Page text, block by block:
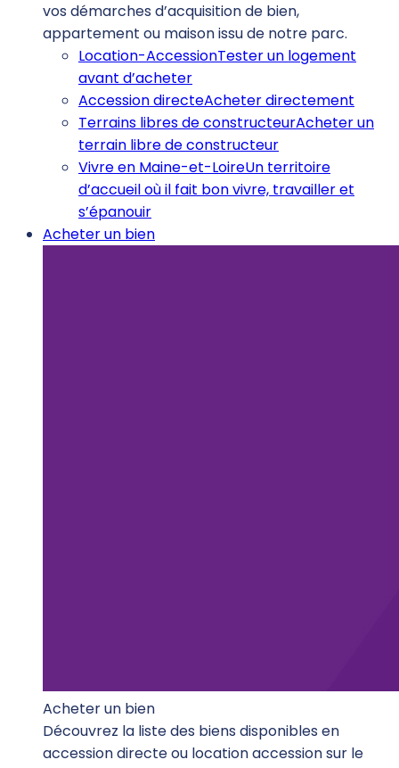
vos démarches d’acquisition de bien,
appartement ou maison issu de notre parc.
Location-AccessionTester un logement
avant d’acheter
Accession directeAcheter directement
Terrains libres de constructeurAcheter un
terrain libre de constructeur
Vivre en Maine-et-LoireUn territoire
d’accueil où il fait bon vivre, travailler et
s’épanouir
Acheter un bien
Acheter un bien
Découvrez la liste des biens disponibles en
accession directe ou location accession sur le